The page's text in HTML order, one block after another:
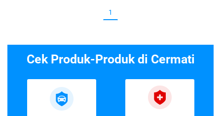
1
Cek Produk-Produk di Cermati